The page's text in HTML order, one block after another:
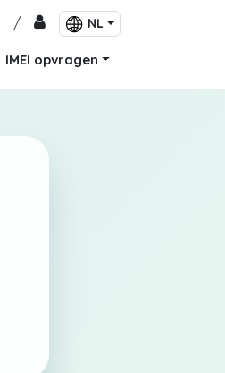
/ NL
IMEI opvragen